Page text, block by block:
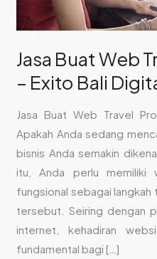
Jasa Buat Web
– Exito Bali
Jasa Buat Web Travel
Apakah Anda sedang
bisnis Anda semakin
itu, Anda perlu memiliki
fungsional sebagai langkah
tersebut. Seiring dengan
internet, kehadiran
fundamental bagi […]